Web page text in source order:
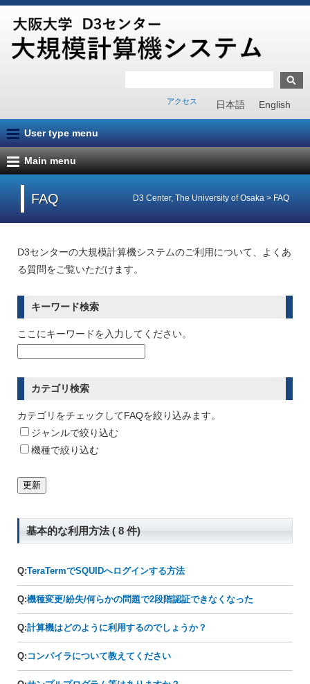
日本語 English
アクセス
User type menu
Main menu
FAQ D3 Center, The University of Osaka > FAQ
D3センターの大規模計算機システムのご利用について、よくあ
る質問をご覧いただけます。
キーワード検索
ここにキーワードを入力してください。
カテゴリ検索
カテゴリをチェックしてFAQを絞り込みます。
ジャンルで絞り込む
機種で絞り込む
基本的な利用方法 ( 8 件)
Q:TeraTermでSQUIDへログインする方法
Q:機種変更/紛失/何らかの問題で2段階認証できなくなった
Q:計算機はどのように利用するのでしょうか？
Q: コンパイラについて教えてください